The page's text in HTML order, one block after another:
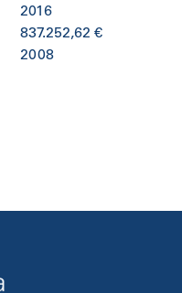
2016
837.252,62 €
2008